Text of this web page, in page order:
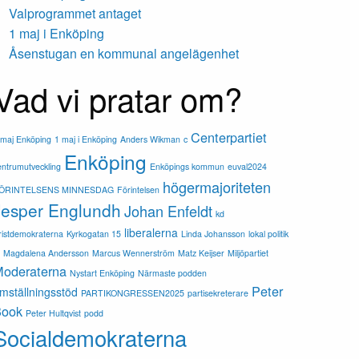
Valprogrammet antaget
1 maj i Enköping
Åsenstugan en kommunal angelägenhet
vi pratar om?
Enköping 1 maj i Enköping Anders Wikman c Centerpartiet
Enköping Enköpings kommun euval2024
MINNESDAG Förintelsen högermajoriteten
EnglundhJohan Enfeldt kd
Kyrkogatan 15 liberalerna Linda Johansson lokal politik
Magdalena Andersson Marcus Wennerström Matz Keijser Miljöpartiet
Nystart Enköping Närmaste podden
PARTIKONGRESSEN2025 partisekreterare Peter
Peter Hultqvist podd